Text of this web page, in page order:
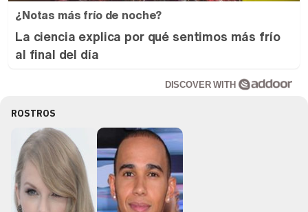
¿Notas más frío de noche?
La ciencia explica por qué sentimos más frío
al final del día
DISCOVER WITH
ROSTROS